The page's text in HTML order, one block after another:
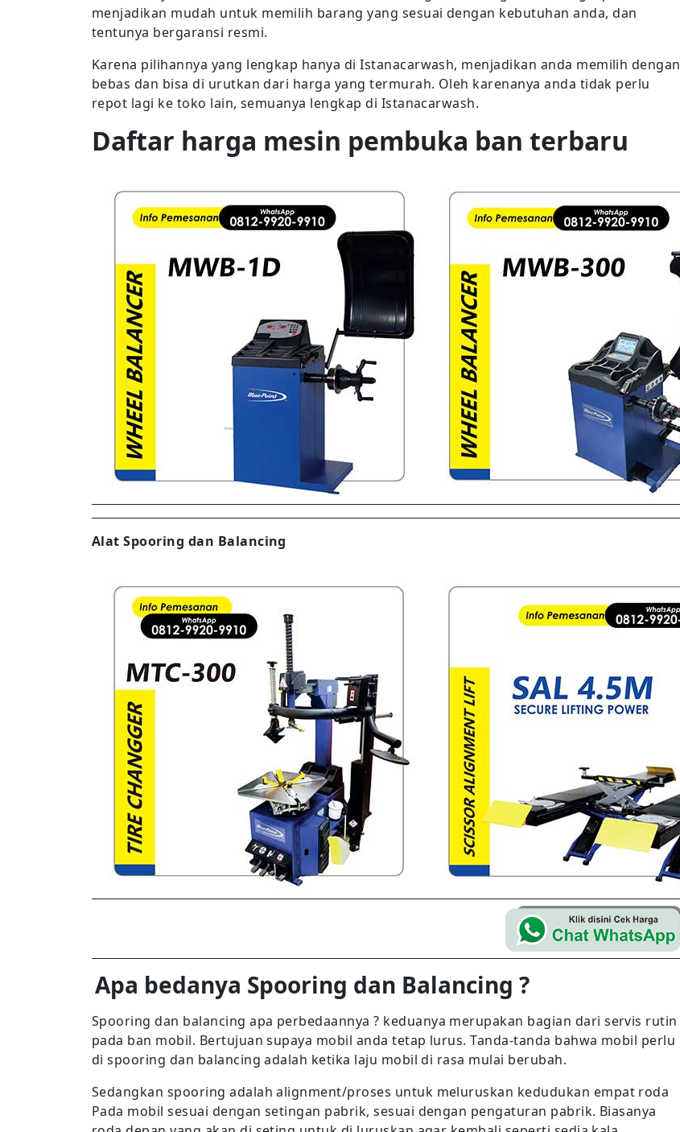
menjadikan mudah untuk memilih barang yang sesuai dengan kebutuhan anda, dan
tentunya bergaransi resmi.
Karena pilihannya yang lengkap hanya di Istanacarwash, menjadikan anda memilih dengan
bebas dan bisa di urutkan dari harga yang termurah. Oleh karenanya anda tidak perlu
repot lagi ke toko lain, semuanya lengkap di Istanacarwash.
Daftar harga mesin pembuka ban terbaru
Alat Spooring dan Balancing
Apa bedanya Spooring dan Balancing ?
Spooring dan balancing apa perbedaannya ? keduanya merupakan bagian dari servis rutin
pada ban mobil. Bertujuan supaya mobil anda tetap lurus. Tanda-tanda bahwa mobil perlu
di spooring dan balancing adalah ketika laju mobil di rasa mulai berubah.
Sedangkan spooring adalah alignment/proses untuk meluruskan kedudukan empat roda
Pada mobil sesuai dengan setingan pabrik, sesuai dengan pengaturan pabrik. Biasanya